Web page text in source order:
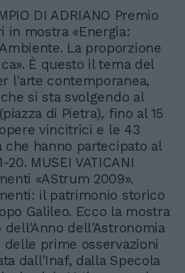
DI ADRIANO Premio
in mostra «Energia:
La proporzione
È questo il tema del
l'arte contemporanea,
si sta svolgendo al
di Pietra), fino al 15
vincitrici e le 43
hanno partecipato al
MUSEI VATICANI
«AStrum 2009».
il patrimonio storico
Galileo. Ecco la mostra
dell'Anno dell'Astronomia
delle prime osservazioni
dall'Inaf, dalla Specola